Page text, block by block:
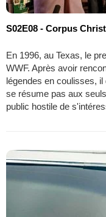
S02E08 - Corpus
En 1996, au Texas, le
WWF. Après avoir
légendes en coulisses,
se résume pas aux
public hostile de